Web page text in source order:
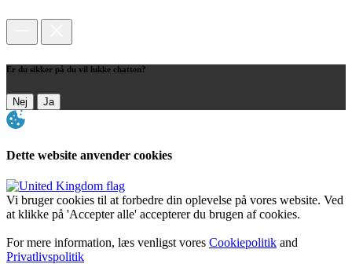
Er du sikker på du vil lukke chatten?
Nej Ja
Dette website anvender cookies
Vi bruger cookies til at forbedre din oplevelse på vores website. Ved
at klikke på 'Accepter alle' accepterer du brugen af cookies.
For mere information, læs venligst vores Cookiepolitik and
Privatlivspolitik